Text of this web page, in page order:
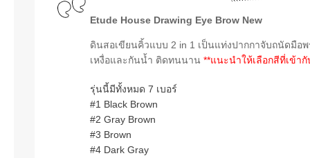
Etude House Drawing Eye Brow New
ดินสอเขียนคิ้วแบบ 2 in 1 เป็นแท่งปากกาจับถนัดมือ
เหงื่อและกันน้ำ ติดทนนาน **แนะนำให้เลือกสีที่เข้า
รุ่นนี้มีทั้งหมด 7 เบอร์
#1 Black Brown
#2 Gray Brown
#3 Brown
#4 Dark Gray